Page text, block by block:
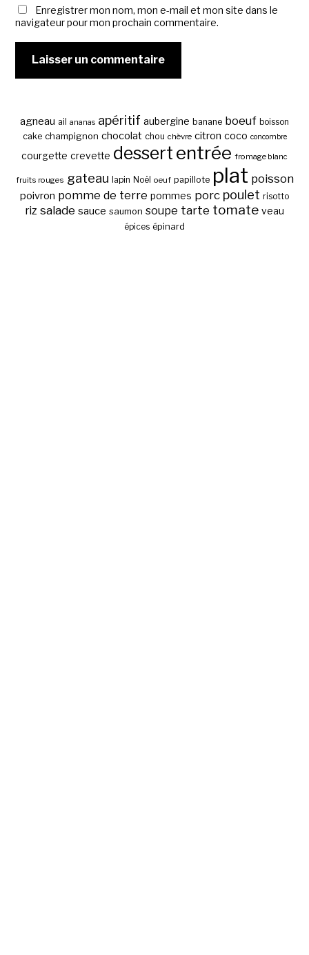
Enregistrer mon nom, mon e-mail et mon site dans le
navigateur pour mon prochain commentaire.
agneau ail ananas apéritif aubergine banane boeuf boisson
cake champignon chocolat chou chèvre citron coco concombre
courgette crevette dessert entrée fromage blanc
fruits rouges gateau lapin Noël oeuf papillote plat poisson
poivron pomme de terre pommes porc poulet risotto
riz salade sauce saumon soupe tarte tomate veau
épices épinard